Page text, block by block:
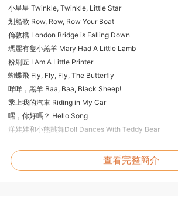
小星星 Twinkle, Twinkle, Little Star
划船歌 Row, Row, Row Your Boat
倫敦橋 London Bridge is Falling Down
瑪麗有隻小羔羊 Mary Had A Little Lamb
粉刷匠 I Am A Little Printer
蝴蝶飛 Fly, Fly, Fly, The Butterfly
咩咩，黑羊 Baa, Baa, Black Sheep!
乘上我的汽車 Riding in My Car
嘿，你好嗎？ Hello Song
洋娃娃和小熊跳舞Doll Dances With Teddy Bear
4種演奏樂器模式包括：鋼琴、木琴、色士風及小提琴。
查看完整簡介